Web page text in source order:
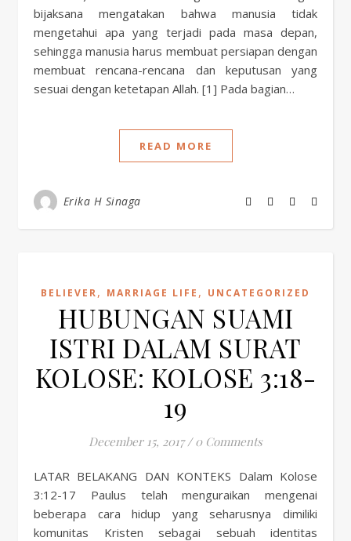
bijaksana mengatakan bahwa manusia tidak
mengetahui apa yang terjadi pada masa depan,
sehingga manusia harus membuat persiapan dengan
membuat rencana-rencana dan keputusan yang
sesuai dengan ketetapan Allah. [1] Pada bagian…
READ MORE
Erika H Sinaga
BELIEVER, MARRIAGE LIFE , UNCATEGORIZED
HUBUNGAN SUAMI
ISTRI DALAM SURAT
KOLOSE: KOLOSE 3:18-
19
December 15, 2017 / 0 Comments
LATAR BELAKANG DAN KONTEKS Dalam Kolose
3:12-17 Paulus telah menguraikan mengenai
beberapa cara hidup yang seharusnya dimiliki
komunitas Kristen sebagai sebuah identitas